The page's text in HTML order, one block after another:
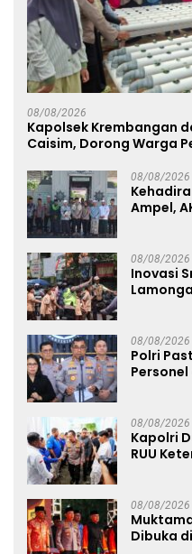
08/08/2026
Kapolsek Krembangan
Caisim, Dorong Warga
08/08/2026
Ampel,
08/08/2026
Inovasi
08/08/2026
Polri
08/08/2026
Kapolri
RUU
08/08/2026
Dibuka